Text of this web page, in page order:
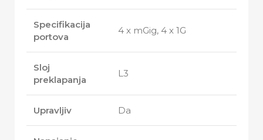
Specifikacija
portova
4 x mGig, 4 x 1G
Sloj
preklapanja
L3
Upravljiv Da